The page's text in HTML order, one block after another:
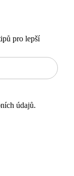
pro lepší
údajů.